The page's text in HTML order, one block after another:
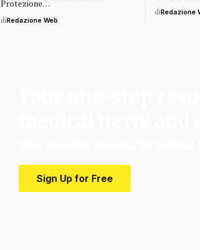
Protezione…
diRedazione Web
diRedazione
Sign Up for Free